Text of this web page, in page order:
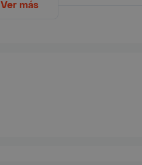
Ver más